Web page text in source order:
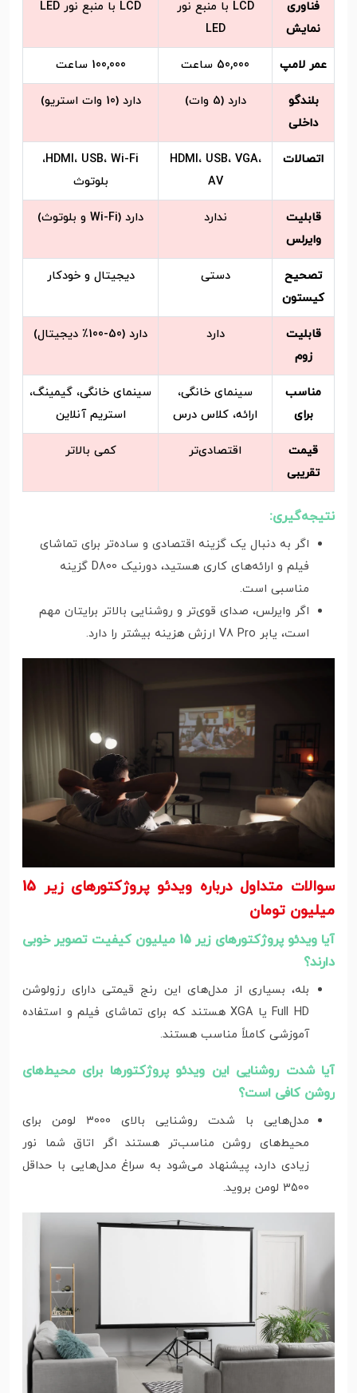
فناوری
نمایش
LCD با منبع نور
LED
LCD با منبع نور LED
عمر لامپ 50,000 ساعت 100,000 ساعت
بلندگو
داخلی
دارد (5 وات) دارد (10 وات استریو)
اتصالات
HDMI، USB، VGA،
AV
HDMI، USB، Wi-Fi،
بلوتوث
قابلیت
وایرلس
ندارد دارد (Wi-Fi و بلوتوث)
تصحیح
کیستون
دستی دیجیتال و خودکار
قابلیت
زوم
دارد دارد (50-100٪ دیجیتال)
مناسب
برای
سینمای خانگی،
ارائه، کلاس درس
سینمای خانگی، گیمینگ،
استریم آنلاین
قیمت
تقریبی
اقتصادی‌تر کمی بالاتر
نتیجه‌گیری:
اگر به دنبال یک گزینه اقتصادی و ساده‌تر برای تماشای
فیلم و ارائه‌های کاری هستید، دورنیک D800 گزینه
مناسبی است.
اگر وایرلس، صدای قوی‌تر و روشنایی بالاتر برایتان مهم
است، یابر V8 Pro ارزش هزینه بیشتر را دارد.
سوالات متداول درباره ویدئو پروژکتورهای زیر 15
میلیون تومان
آیا ویدئو پروژکتورهای زیر 15 میلیون کیفیت تصویر خوبی
دارند؟
بله، بسیاری از مدل‌های این رنج قیمتی دارای رزولوشن
Full HD یا XGA هستند که برای تماشای فیلم و استفاده
آموزشی کاملاً مناسب‌ هستند.
آیا شدت روشنایی این ویدئو پروژکتورها برای محیط‌های
روشن کافی است؟
مدل‌هایی با شدت روشنایی بالای 3000 لومن برای
محیط‌های روشن مناسب‌تر هستند اگر اتاق شما نور
زیادی دارد، پیشنهاد می‌شود به سراغ مدل‌هایی با حداقل
3500 لومن بروید.